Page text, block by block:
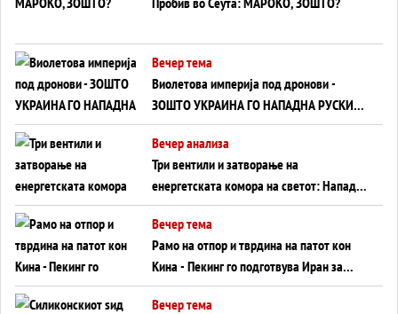
Вечер тема
Виолетова империја под дронови -
ЗОШТО УКРАИНА ГО НАПАДНА РУСКИОТ
WILDBERRIES
Вечер анализа
Три вентили и затворање на
енергетската комора на светот: Нападот
во Суец најавува глобален енергетски
инфаркт?
Вечер тема
Рамо на отпор и тврдина на патот кон
Кина - Пекинг го подготвува Иран за
американска копнена инвазија
Вечер тема